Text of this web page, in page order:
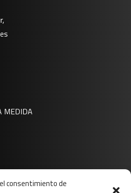
consentimiento de
MEDIDA